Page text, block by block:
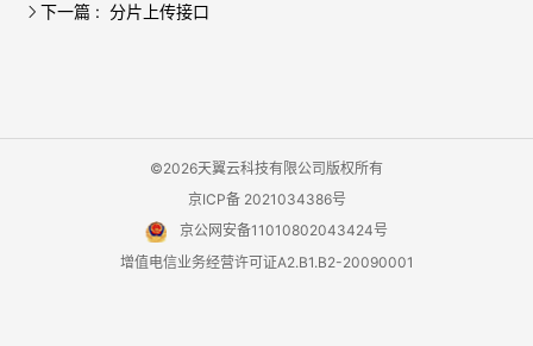
下一篇 : 分片上传接口
©2026天翼云科技有限公司版权所有
京ICP备 2021034386号
京公网安备11010802043424号
增值电信业务经营许可证A2.B1.B2-20090001